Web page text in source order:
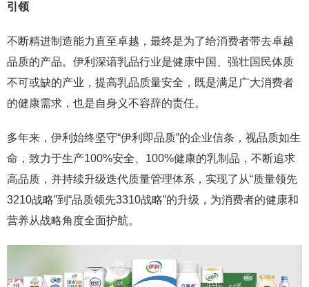
引领
不断精进制造能力直至卓越，最终是为了给消费者带去卓越
品质的产品。伊利深谙乳品行业是健康中国、强壮国民体质
不可或缺的产业，提高乳品质量安全，既是满足广大消费者
的健康需求，也是自身义不容辞的责任。
多年来，伊利始终坚守“伊利即品质”的企业信条，视品质如生
命，致力于生产100%安全、100%健康的乳制品，不断追求
高品质，并持续升级迭代质量管理体系，实现了从“质量领先
3210战略”到“品质领先3310战略”的升级，为消费者的健康和
营养从战略角度全面护航。